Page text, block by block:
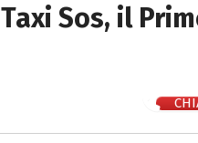
Taxi Sos, il